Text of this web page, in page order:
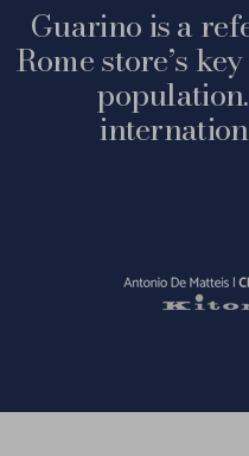
Guarino is a
Rome store’s
Vai